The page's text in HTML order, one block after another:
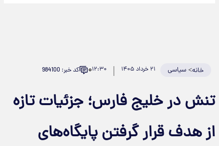
خانه>سیاسی ۲۱ خرداد ۱۴۰۵ ۱۲:۳۰۰ کد خبر: 984100
تنش در خلیج فارس؛ جزئیات تازه
از هدف قرار گرفتن پایگاه‌های